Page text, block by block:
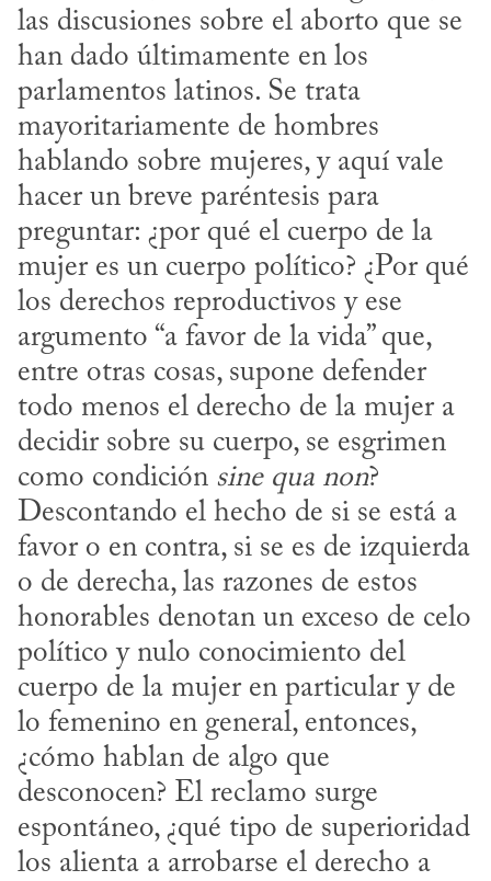
las discusiones sobre el aborto que se
han dado últimamente en los
parlamentos latinos. Se trata
mayoritariamente de hombres
hablando sobre mujeres, y aquí vale
hacer un breve paréntesis para
preguntar: ¿por qué el cuerpo de la
mujer es un cuerpo político? ¿Por qué
los derechos reproductivos y ese
argumento “a favor de la vida” que,
entre otras cosas, supone defender
todo menos el derecho de la mujer a
decidir sobre su cuerpo, se esgrimen
como condición sine qua non?
Descontando el hecho de si se está a
favor o en contra, si se es de izquierda
o de derecha, las razones de estos
honorables denotan un exceso de celo
político y nulo conocimiento del
cuerpo de la mujer en particular y de
lo femenino en general, entonces,
¿cómo hablan de algo que
desconocen? El reclamo surge
espontáneo, ¿qué tipo de superioridad
los alienta a arrobarse el derecho a